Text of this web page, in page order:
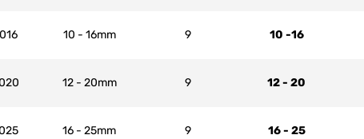
10 - 16mm 9 10 -16
12 - 20mm 9 12 - 20
16 - 25mm 9 16 - 25